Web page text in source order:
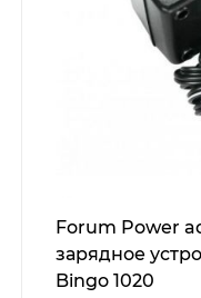
Forum Power
зарядное
Bingo 1020